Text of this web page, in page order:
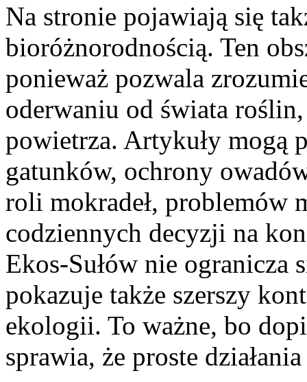
Na stronie pojawiają się
bioróżnorodnością. Ten
ponieważ pozwala
oderwaniu od świata
powietrza. Artykuły mogą
gatunków, ochrony
roli mokradeł, problemów
codziennych decyzji na
Ekos-Sułów nie ogranicza
pokazuje także szerszy
ekologii. To ważne, bo
sprawia, że proste